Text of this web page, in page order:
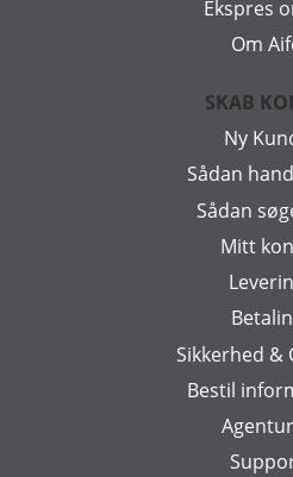
Ekspres
Om
SKAB
Ny
Sådan
Sådan
Mitt
Sikkerhed &
Bestil